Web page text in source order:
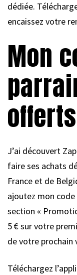
dédiée.
encaissez votre
Mon
offerts
J’ai découvert
faire ses achats
France et de
ajoutez mon
section «
5 € sur votre
de votre prochain
Téléchargez